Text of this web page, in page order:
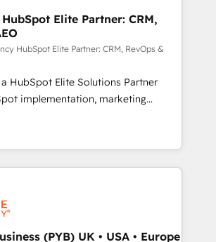
accelerate revenue operations and
- Pre-built and custom
your full tech stack. - Custom
builds, and full-funnel automation.
campaigns, and lead
- Cross-hub setup across
Operations, and Service Hubs. -
managed support, and
your most
engine. Built to convert, scale, and
Elite Partner: CRM,
HubSpot Elite Partner: CRM, RevOps &
HubSpot Elite Solutions Partner
implementation, marketing
and RevOps consulting, data
enablement, lifecycle automation,
revenue reporting. HubSpot,
enterprise stacks. Digital
Engine Optimisation, and
Optimisation (AI Search),
Hub, WordPress development,
and content. We work with
(PYB) UK • USA • Europe